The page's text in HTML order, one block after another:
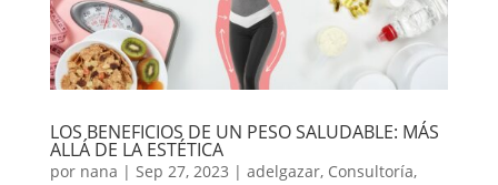
LOS BENEFICIOS DE UN PESO SALUDABLE: MÁS
ALLÁ DE LA ESTÉTICA
por nana | Sep 27, 2023 | adelgazar, Consultoría,